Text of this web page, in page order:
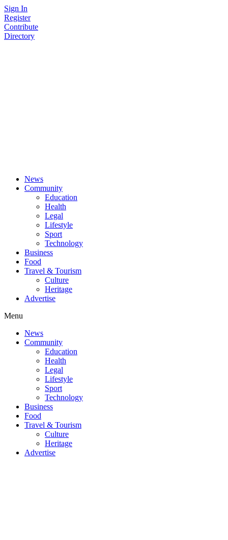
Skip
to
content
Sign In
Register
Contribute
Directory
News
Community
Education
Health
Legal
Lifestyle
Sport
Technology
Business
Food
Travel & Tourism
Culture
Heritage
Advertise
Menu
News
Community
Education
Health
Legal
Lifestyle
Sport
Technology
Business
Food
Travel & Tourism
Culture
Heritage
Advertise